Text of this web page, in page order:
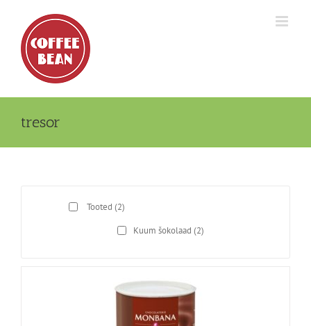
content
tresor
Tooted (2)
Kuum šokolaad (2)